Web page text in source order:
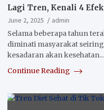
Lagi Tren, Kenali 4
June 2, 2025
admin
Selama beberapa tahun
diminati masyarakat
kesadaran akan
Continue Reading